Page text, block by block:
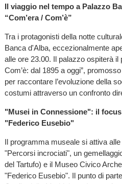
Il viaggio nel tempo a Palazzo
“Com’era / Com’è”
Tra i protagonisti della notte
Banca d'Alba, eccezionalmente
alle ore 23.00. Il palazzo ospiterà il
Com’è: dal 1895 a oggi”,
per raccontare l’evoluzione della
costumi attraverso un confronto
"Musei in Connessione": il
"Federico Eusebio"
Il programma museale si attiva alle
"Percorsi incrociati", un
del Tartufo) e il Museo Civico
"Federico Eusebio". Il punto di